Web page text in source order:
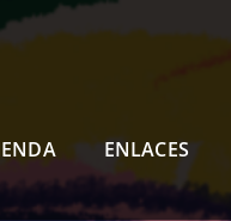
ENLACES